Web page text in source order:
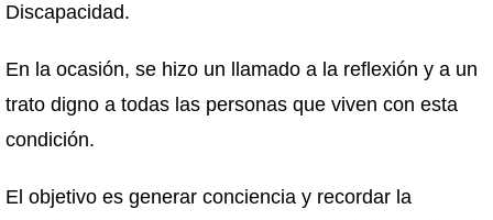
Discapacidad.
En la ocasión, se hizo un llamado a la reflexión y a un
trato digno a todas las personas que viven con esta
condición.
El objetivo es generar conciencia y recordar la